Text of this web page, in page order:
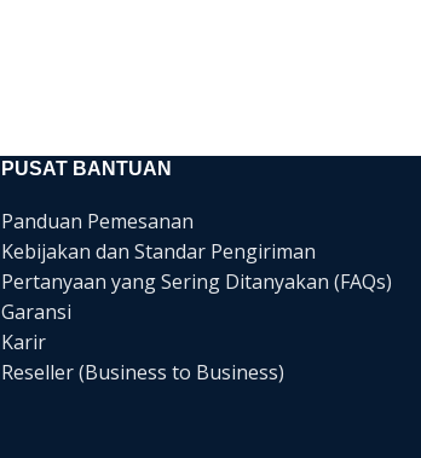
PUSAT BANTUAN
Panduan Pemesanan
Kebijakan dan Standar Pengiriman
Pertanyaan yang Sering Ditanyakan (FAQs)
Garansi
Karir
Reseller (Business to Business)